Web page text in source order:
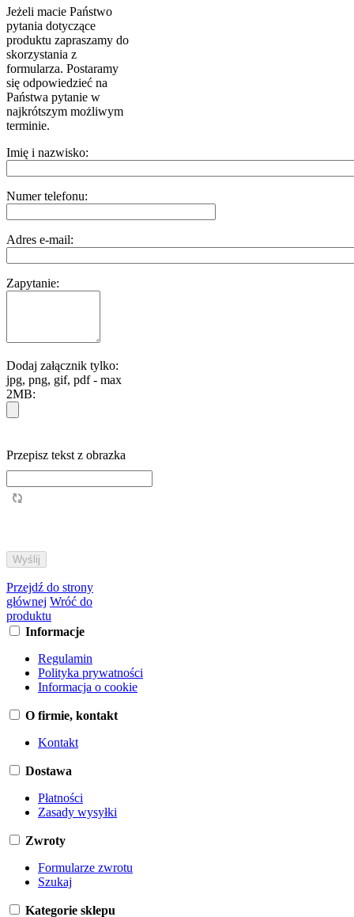
Jeżeli macie Państwo
pytania dotyczące
produktu zapraszamy do
skorzystania z
formularza. Postaramy
się odpowiedzieć na
Państwa pytanie w
najkrótszym możliwym
terminie.
Imię i nazwisko:
Numer telefonu:
Adres e-mail:
Zapytanie:
Dodaj załącznik tylko:
jpg, png, gif, pdf - max
2MB:
Przepisz tekst z obrazka
Przejdź do strony
głównej Wróć do
produktu
Informacje
Regulamin
Polityka prywatności
Informacja o cookie
O firmie, kontakt
Kontakt
Dostawa
Płatności
Zasady wysyłki
Zwroty
Formularze zwrotu
Szukaj
Kategorie sklepu